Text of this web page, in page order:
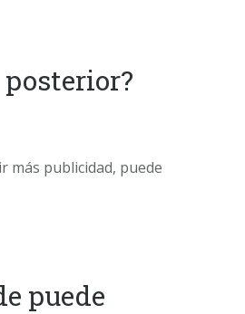
más publicidad, puede
puede